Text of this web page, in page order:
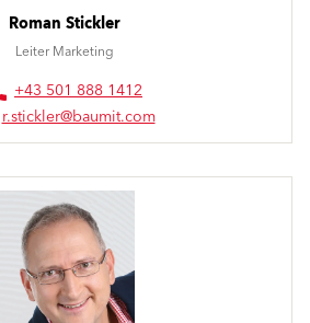
Roman Stickler
Leiter Marketing
+43 501 888 1412
r.stickler@baumit.com